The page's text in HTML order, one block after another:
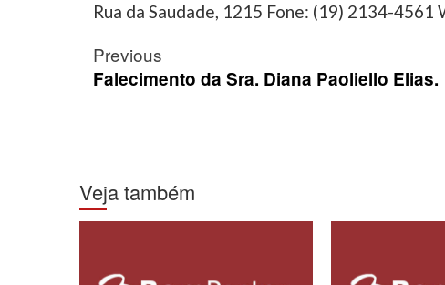
Rua da Saudade, 1215 Fone: (19) 2134-
Post
navigation
Previous
Falecimento da Sra. Diana Paoliello Elias.
Veja também